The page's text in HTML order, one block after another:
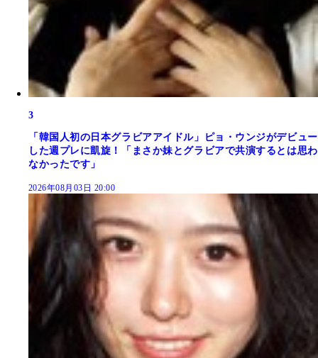
3
「韓国人初の日本グラビアアイドル」ピョ・ウンジがデビュー
した週プレに凱旋！「まさか妹とグラビアで共演するとは思わ
なかったです」
2026年08月03日 20:00